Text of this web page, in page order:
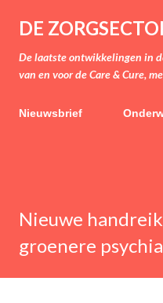
Doorgaan
DE
De laatste ontwikkelingen in
van en voor de Care & Cure,
Nieuwsbrief
Nieuwe
groenere